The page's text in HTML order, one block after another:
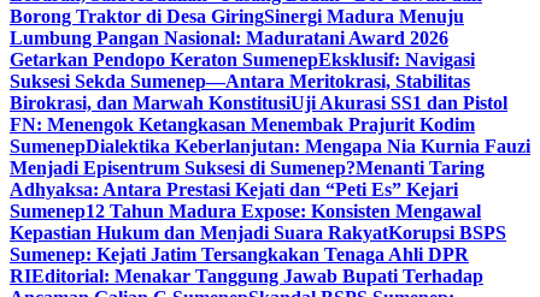
Borong Traktor di Desa GiringSinergi Madura Menuju
Lumbung Pangan Nasional: Maduratani Award 2026
Getarkan Pendopo Keraton SumenepEksklusif: Navigasi
Suksesi Sekda Sumenep—Antara Meritokrasi, Stabilitas
Birokrasi, dan Marwah KonstitusiUji Akurasi SS1 dan Pistol
FN: Menengok Ketangkasan Menembak Prajurit Kodim
SumenepDialektika Keberlanjutan: Mengapa Nia Kurnia Fauzi
Menjadi Episentrum Suksesi di Sumenep?Menanti Taring
Adhyaksa: Antara Prestasi Kejati dan “Peti Es” Kejari
Sumenep12 Tahun Madura Expose: Konsisten Mengawal
Kepastian Hukum dan Menjadi Suara RakyatKorupsi BSPS
Sumenep: Kejati Jatim Tersangkakan Tenaga Ahli DPR
RIEditorial: Menakar Tanggung Jawab Bupati Terhadap